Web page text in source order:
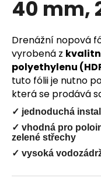
40 mm,
Drenážní nopová
vyrobená z
polyethylenu
tuto fólii je nutno
která se prodává
✓ jednoduchá
✓ vhodná pro
zelené střechy
✓ vysoká
a
í
t
?